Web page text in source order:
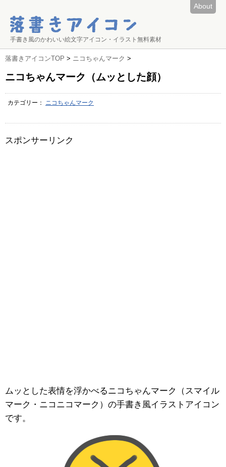
About
手書き風のかわいい絵文字アイコン・イラスト無料素材
落書きアイコンTOP > ニコちゃんマーク >
ニコちゃんマーク（ムッとした顔）
カテゴリー： ニコちゃんマーク
スポンサーリンク
ムッとした表情を浮かべるニコちゃんマーク（スマイル
マーク・ニコニコマーク）の手書き風イラストアイコン
です。